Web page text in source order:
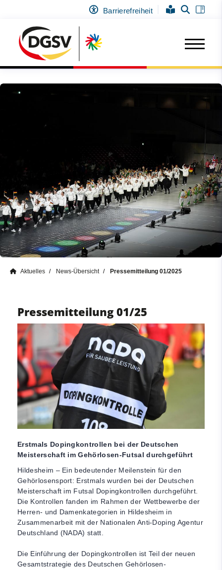
Barrierefreiheit
Aktuelles News-Übersicht Pressemitteilung 01/2025
Pressemitteilung 01/25
Erstmals Dopingkontrollen bei der Deutschen
Meisterschaft im Gehörlosen-Futsal durchgeführt
Hildesheim – Ein bedeutender Meilenstein für den
Gehörlosensport: Erstmals wurden bei der Deutschen
Meisterschaft im Futsal Dopingkontrollen durchgeführt.
Die Kontrollen fanden im Rahmen der Wettbewerbe der
Herren- und Damenkategorien in Hildesheim in
Zusammenarbeit mit der Nationalen Anti-Doping Agentur
Deutschland (NADA) statt.
Die Einführung der Dopingkontrollen ist Teil der neuen
Gesamtstrategie des Deutschen Gehörlosen-